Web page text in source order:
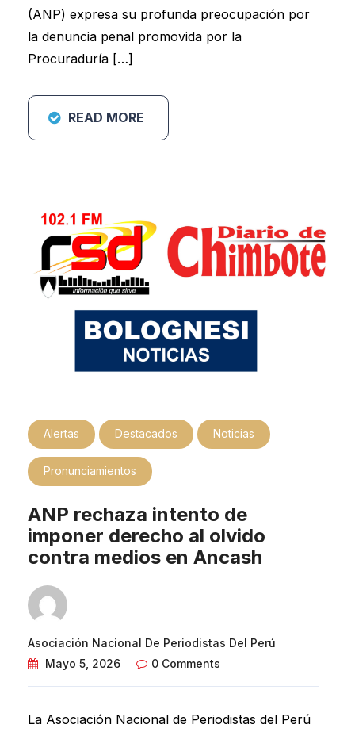
(ANP) expresa su profunda preocupación por
la denuncia penal promovida por la
Procuraduría […]
READ MORE
Alertas Destacados Noticias
Pronunciamientos
ANP rechaza intento de
imponer derecho al olvido
contra medios en Ancash
Asociación Nacional De Periodistas Del Perú
Mayo 5, 2026
0 Comments
La Asociación Nacional de Periodistas del Perú